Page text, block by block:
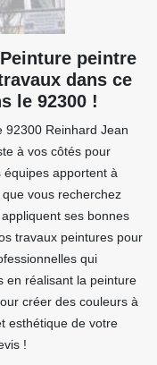
peintre
dans ce
le 92300 !
92300 Reinhard Jean
à vos côtés pour
apportent à
vous recherchez
ses bonnes
travaux peintures pour
qui
en réalisant la peinture
créer des couleurs à
esthétique de votre
!